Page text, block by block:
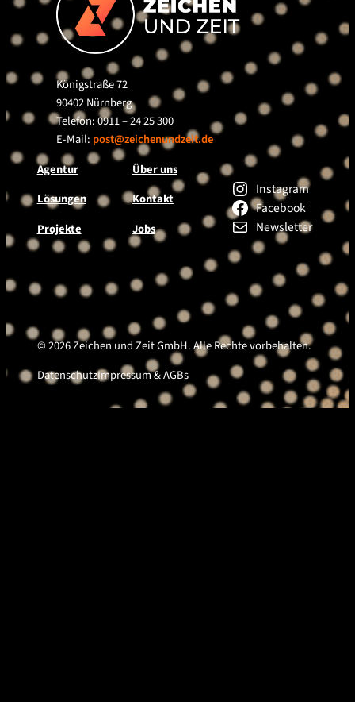
Königstraße 72
90402 Nürnberg
Telefon: 0911 – 24 25 300
E-Mail: post@zeichenundzeit.de
Agentur
Lösungen
Projekte
Über uns
Kontakt
Jobs
Instagram
Facebook
Newsletter
© 2026 Zeichen und Zeit GmbH. Alle Rechte vorbehalten.
DatenschutzImpressum & AGBs